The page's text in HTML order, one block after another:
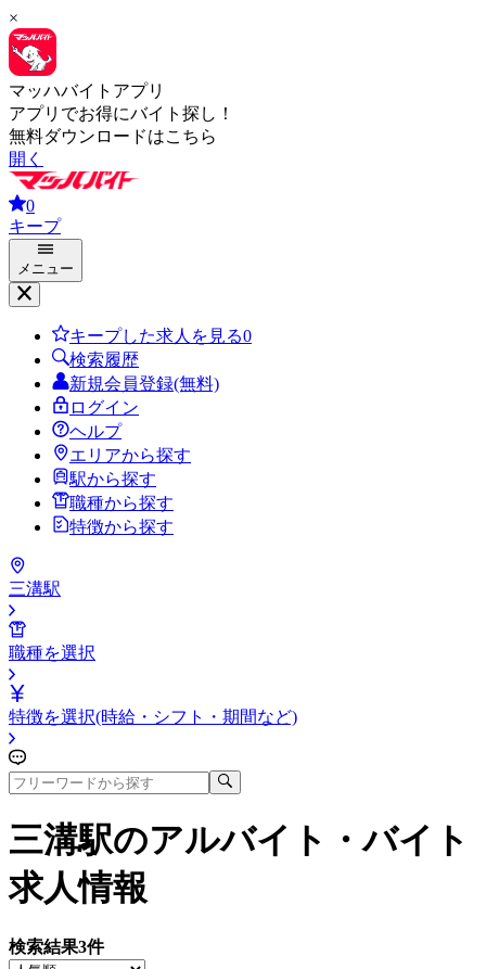
×
マッハバイトアプリ
アプリでお得にバイト探し！
無料ダウンロードはこちら
開く
0
キープ
メニュー
キープした求人を見る0
検索履歴
新規会員登録(無料)
ログイン
ヘルプ
エリアから探す
駅から探す
職種から探す
特徴から探す
三溝駅
職種を選択
特徴を選択(時給・シフト・期間など)
三溝駅のアルバイト・バイト
求人情報
検索結果3件